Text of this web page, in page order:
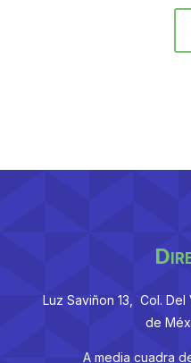
Luz Saviñon 13, Col.
de
A media cuadra